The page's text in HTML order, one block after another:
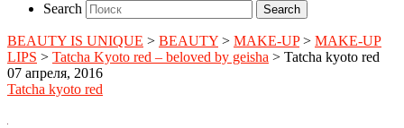
Search
BEAUTY IS UNIQUE > BEAUTY > MAKE-UP> MAKE-UP
LIPS > Tatcha Kyoto red – beloved by geisha > Tatcha kyoto red
07 апреля, 2016
Tatcha kyoto red